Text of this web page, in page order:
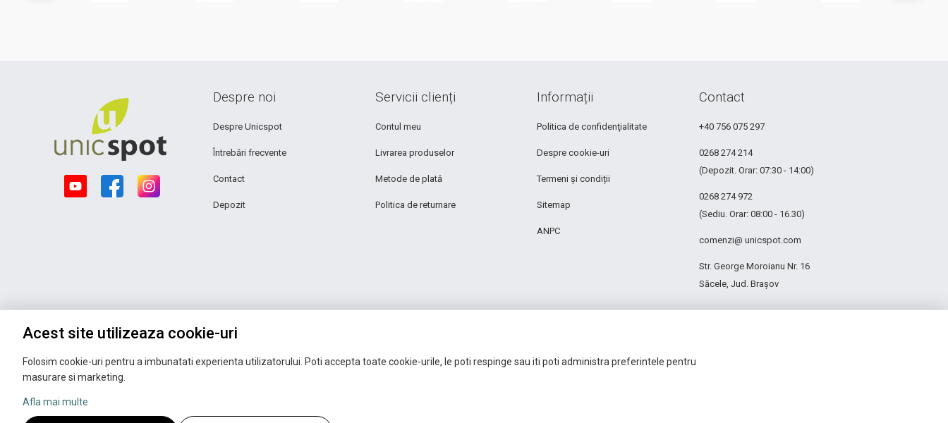
Despre noi
Despre Unicspot
Întrebări frecvente
Contact
Depozit
Servicii clienți
Contul meu
Livrarea produselor
Metode de plată
Politica de returnare
Informații
Politica de confidenţialitate
Despre cookie-uri
Termeni și condiții
Sitemap
ANPC
Contact
+40 756 075 297
0268 274 214
(Depozit. Orar: 07:30 - 14:00)
0268 274 972
(Sediu. Orar: 08:00 - 16.30)
comenzi@ unicspot.com
Str. George Moroianu Nr. 16
Săcele, Jud. Brașov
Acest site utilizeaza cookie-uri
Folosim cookie-uri pentru a imbunatati experienta utilizatorului. Poti accepta toate cookie-urile, le poti respinge sau iti poti administra preferintele pentru
masurare si marketing.
Afla mai multe